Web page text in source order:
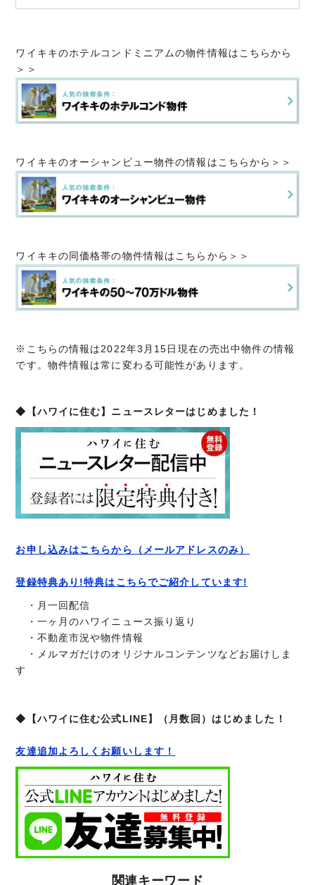
ワイキキのホテルコンドミニアムの物件情報はこちらから
＞＞
ワイキキのオーシャンビュー物件の情報はこちらから＞＞
ワイキキの同価格帯の物件情報はこちらから＞＞
※こちらの情報は2022年3月15日現在の売出中物件の情報
です。物件情報は常に変わる可能性があります。
◆【ハワイに住む】ニュースレターはじめました！
お申し込みはこちらから（メールアドレスのみ）
登録特典あり!特典はこちらでご紹介しています!
・月一回配信
・一ヶ月のハワイニュース振り返り
・不動産市況や物件情報
・メルマガだけのオリジナルコンテンツなどお届けしま
す
◆【ハワイに住む公式LINE】（月数回）はじめました！
友達追加よろしくお願いします！
関連キーワード